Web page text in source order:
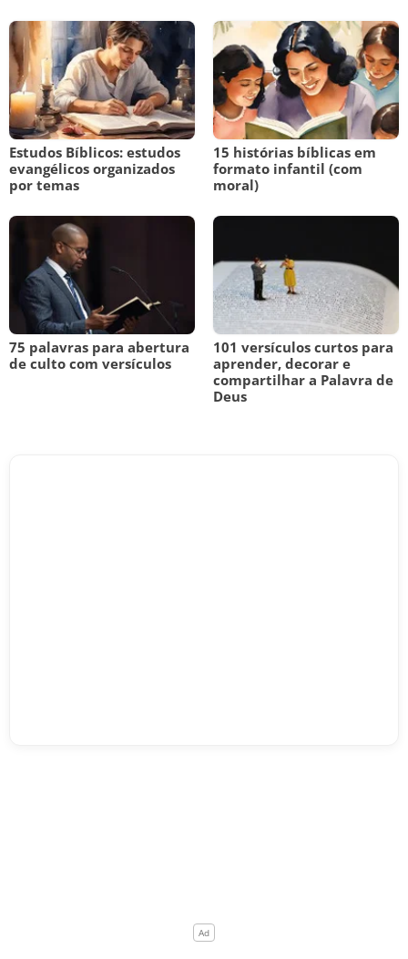
Estudos Bíblicos: estudos
evangélicos organizados
por temas
15 histórias bíblicas em
formato infantil (com
moral)
75 palavras para abertura
de culto com versículos
101 versículos curtos para
aprender, decorar e
compartilhar a Palavra de
Deus